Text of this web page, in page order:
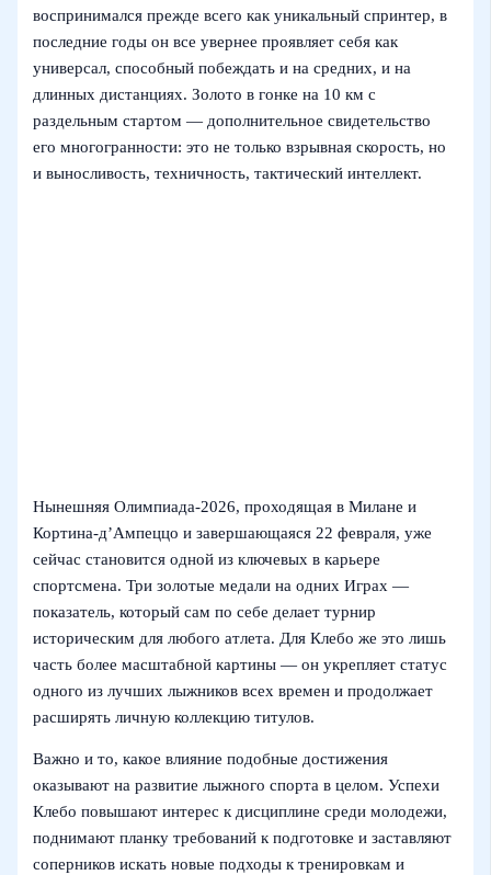
воспринимался прежде всего как уникальный спринтер, в
последние годы он все увернее проявляет себя как
универсал, способный побеждать и на средних, и на
длинных дистанциях. Золото в гонке на 10 км с
раздельным стартом — дополнительное свидетельство
его многогранности: это не только взрывная скорость, но
и выносливость, техничность, тактический интеллект.
Нынешняя Олимпиада‑2026, проходящая в Милане и
Кортина‑д’Ампеццо и завершающаяся 22 февраля, уже
сейчас становится одной из ключевых в карьере
спортсмена. Три золотые медали на одних Играх —
показатель, который сам по себе делает турнир
историческим для любого атлета. Для Клебо же это лишь
часть более масштабной картины — он укрепляет статус
одного из лучших лыжников всех времен и продолжает
расширять личную коллекцию титулов.
Важно и то, какое влияние подобные достижения
оказывают на развитие лыжного спорта в целом. Успехи
Клебо повышают интерес к дисциплине среди молодежи,
поднимают планку требований к подготовке и заставляют
соперников искать новые подходы к тренировкам и